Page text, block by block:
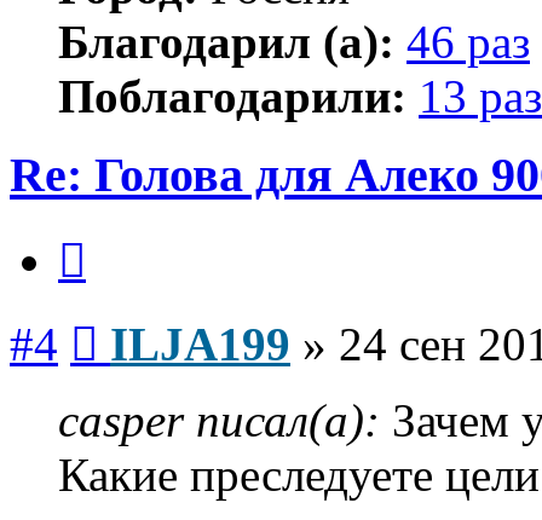
Благодарил (а): 46 раз
Поблагодарили: 13 раз
Re: Голова для Алеко
#4 ILJA199 » 24 сен
casper писал(а): Зачем
Какие преследуете